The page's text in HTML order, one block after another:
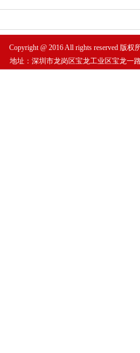
Copyright @ 2016 All rights reserved 版
地址：深圳市龙岗区宝龙工业区宝龙一